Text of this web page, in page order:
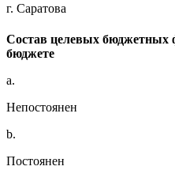
г. Саратова
Состав целевых бюджетных
бюджете
a.
Непостоянен
b.
Постоянен